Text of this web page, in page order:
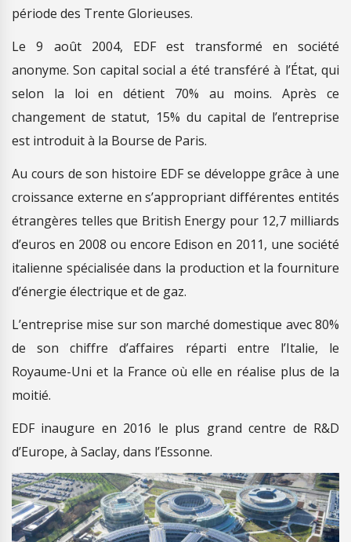
période des Trente Glorieuses.
Le 9 août 2004, EDF est transformé en société
anonyme. Son capital social a été transféré à l’État, qui
selon la loi en détient 70% au moins. Après ce
changement de statut, 15% du capital de l’entreprise
est introduit à la Bourse de Paris.
Au cours de son histoire EDF se développe grâce à une
croissance externe en s’appropriant différentes entités
étrangères telles que British Energy pour 12,7 milliards
d’euros en 2008 ou encore Edison en 2011, une société
italienne spécialisée dans la production et la fourniture
d’énergie électrique et de gaz.
L’entreprise mise sur son marché domestique avec 80%
de son chiffre d’affaires réparti entre l’Italie, le
Royaume-Uni et la France où elle en réalise plus de la
moitié.
EDF inaugure en 2016 le plus grand centre de R&D
d’Europe, à Saclay, dans l’Essonne.